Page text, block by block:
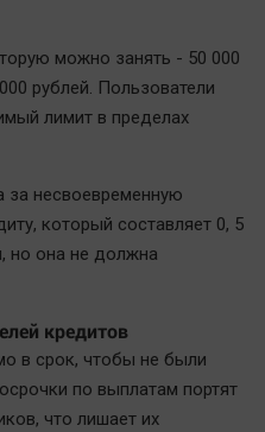
можно занять - 50 000
рублей. Пользователи
лимит в пределах
несвоевременную
который составляет 0, 5
но она не должна
кредитов
в срок, чтобы не были
по выплатам портят
что лишает их